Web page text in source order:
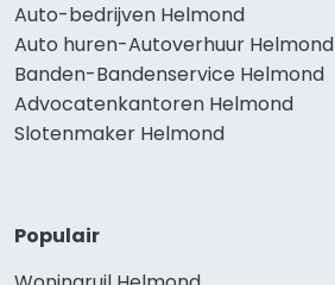
Auto-bedrijven Helmond
Auto huren-Autoverhuur Helmond
Banden-Bandenservice Helmond
Advocatenkantoren Helmond
Slotenmaker Helmond
Populair